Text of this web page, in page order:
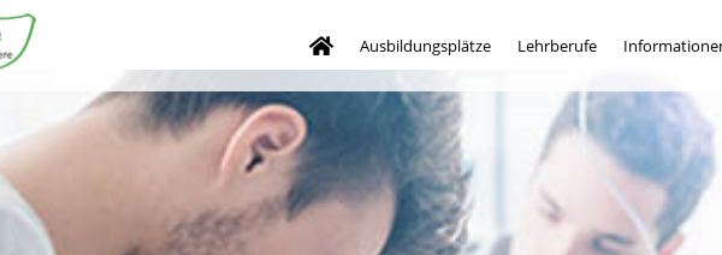
Ausbildungsplätze Lehrberufe